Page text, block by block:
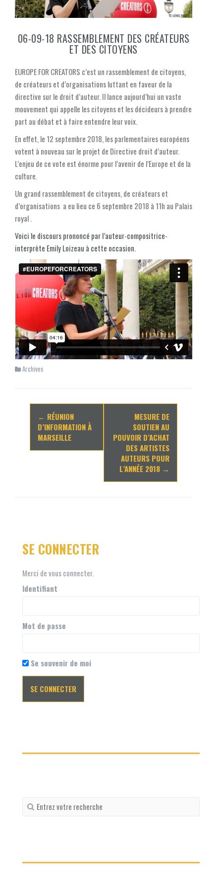
06-09-18 RASSEMBLEMENT DES CRÉATEURS
ET DES CITOYENS
EUROPE FOR CREATORS c’est un rassemblement de citoyens,
de créateurs et d’organisations luttant en faveur de la
directive sur le droit d’auteur. Il lance aujourd’hui un vaste
mouvement qui appelle les citoyens et les décideurs à prendre
part au débat et à faire entendre leur voix.
En effet, le 12 septembre 2018, les parlementaires européens
votent à nouveau sur le projet de Directive droit d’auteur.
L’enjeu de ce vote est énorme pour l’avenir de l’Europe et de la
culture.
Un grand rassemblement de citoyens, de créateurs et
d’organisations a eu lieu ce 6 septembre 2018 à 11h au Palais
royal .
Voici le discours prononcé par l’auteur-compositrice-
interprète Emily Loizeau à cette occasion.
Archives
Navigation
d'article
← RÉUNION
D’INFORMATION À
MARSEILLE
MESURE DE
SOUTIEN AU
POUVOIR D’ACHAT
DES ARTISTES
AUTEURS POUR
L’ANNÉE 2018 →
SE CONNECTER
Merci de vous connecter.
Identifiant
Mot de passe
Se souvenir de moi
Recherche
pour